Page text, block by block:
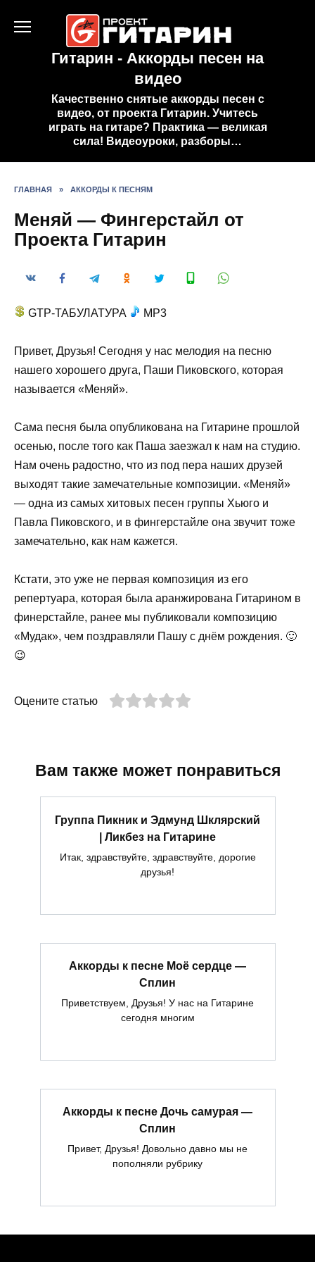
Гитарин - Аккорды песен на
видео
Качественно снятые аккорды песен с
видео, от проекта Гитарин. Учитесь
играть на гитаре? Практика — великая
сила! Видеоуроки, разборы…
ГЛАВНАЯ » АККОРДЫ К ПЕСНЯМ
Меняй — Фингерстайл от
Проекта Гитарин
GTP-ТАБУЛАТУРА MP3
Привет, Друзья! Сегодня у нас мелодия на песню
нашего хорошего друга, Паши Пиковского, которая
называется «Меняй».
Сама песня была опубликована на Гитарине прошлой
осенью, после того как Паша заезжал к нам на студию.
Нам очень радостно, что из под пера наших друзей
выходят такие замечательные композиции. «Меняй»
— одна из самых хитовых песен группы Хьюго и
Павла Пиковского, и в фингерстайле она звучит тоже
замечательно, как нам кажется.
Кстати, это уже не первая композиция из его
репертуара, которая была аранжирована Гитарином в
финерстайле, ранее мы публиковали композицию
«Мудак», чем поздравляли Пашу с днём рождения. 🙂
😉
Оцените статью
Вам также может понравиться
Группа Пикник и Эдмунд Шклярский
| Ликбез на Гитарине
Итак, здравствуйте, здравствуйте, дорогие
друзья!
Аккорды к песне Моё сердце —
Сплин
Приветствуем, Друзья! У нас на Гитарине
сегодня многим
Аккорды к песне Дочь самурая —
Сплин
Привет, Друзья! Довольно давно мы не
пополняли рубрику